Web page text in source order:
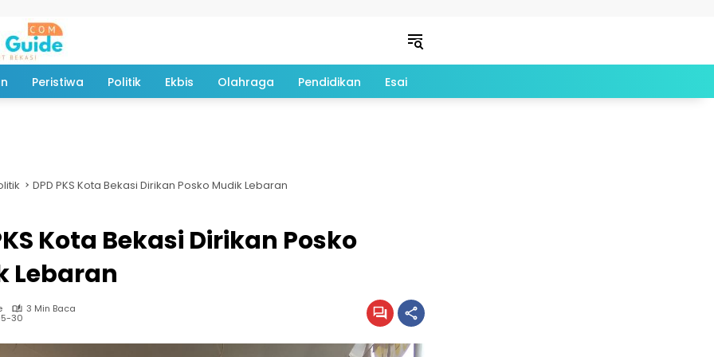
Peristiwa Politik Ekbis Olahraga Pendidikan Esai
DPD PKS Kota Bekasi Dirikan Posko Mudik Lebaran
Kota Bekasi Dirikan Posko
Lebaran
3 Min Baca
30